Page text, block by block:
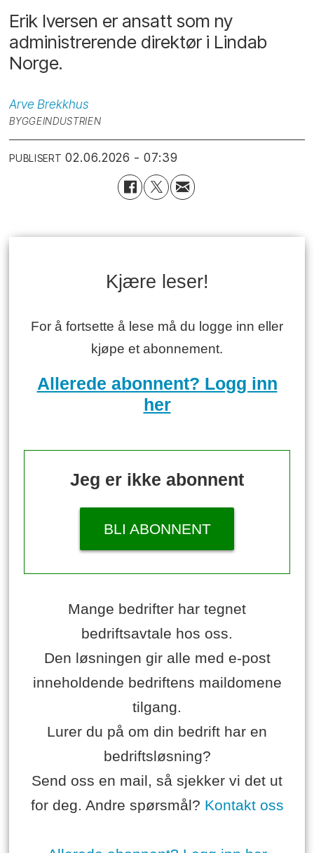
Erik Iversen er ansatt som ny
administrerende direktør i Lindab
Norge.
Arve Brekkhus
BYGGEINDUSTRIEN
PUBLISERT 02.06.2026 - 07:39
Kjære leser!
For å fortsette å lese må du logge inn eller
kjøpe et abonnement.
Allerede abonnent? Logg inn
her
Jeg er ikke abonnent
BLI ABONNENT
Mange bedrifter har tegnet
bedriftsavtale hos oss.
Den løsningen gir alle med e-post
inneholdende bedriftens maildomene
tilgang.
Lurer du på om din bedrift har en
bedriftsløsning?
Send oss en mail, så sjekker vi det ut
for deg. Andre spørsmål? Kontakt oss